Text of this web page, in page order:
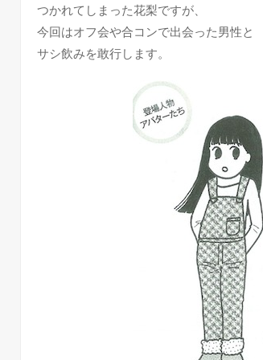
つかれてしまった花梨ですが、
今回はオフ会や合コンで出会った男性と
サシ飲みを敢行します。